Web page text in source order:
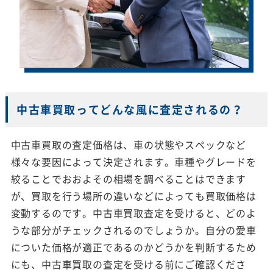
中古車買取ってどんな風に査定されるの？
中古車買取の査定価格は、車の状態やスペックなど
様々な要因によって決定されます。車種やグレードを
絞ることでおおよその相場を調べることはできます
が、買取を行う場所の違いなどによっても買取価格は
変動するのです。中古車買取査定を受けると、どのよ
うな部分がチェックされるのでしょうか。自分の愛車
についた価格が適正であるのかどうかを判断するため
にも、中古車買取の査定を受ける前にご確認くださ